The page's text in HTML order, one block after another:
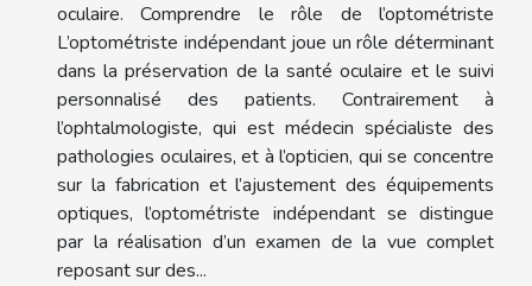
oculaire. Comprendre le rôle de l’optométriste
L’optométriste indépendant joue un rôle déterminant
dans la préservation de la santé oculaire et le suivi
personnalisé des patients. Contrairement à
l’ophtalmologiste, qui est médecin spécialiste des
pathologies oculaires, et à l’opticien, qui se concentre
sur la fabrication et l’ajustement des équipements
optiques, l’optométriste indépendant se distingue
par la réalisation d’un examen de la vue complet
reposant sur des...